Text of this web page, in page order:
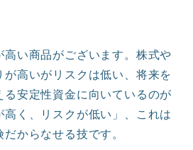
い商品がございます。株式や
高いがリスクは低い、将来を
る安定性資金に向いているのが
く、リスクが低い」、これは
からなせる技です。